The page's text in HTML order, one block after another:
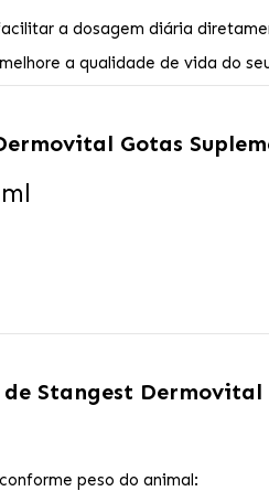
a dosagem diária
a qualidade de vida do
Gotas
Stangest Dermovital
peso do animal: